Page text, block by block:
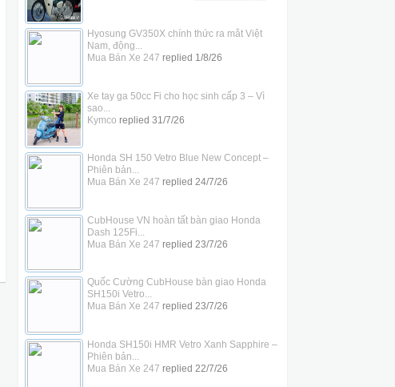
Hyosung GV350X chính thức ra mắt Việt
Nam, động...
Mua Bán Xe 247 replied 1/8/26
Xe tay ga 50cc Fi cho học sinh cấp 3 – Vì
sao...
Kymco replied 31/7/26
Honda SH 150 Vetro Blue New Concept –
Phiên bản...
Mua Bán Xe 247 replied 24/7/26
CubHouse VN hoàn tất bàn giao Honda
Dash 125Fi...
Mua Bán Xe 247 replied 23/7/26
Quốc Cường CubHouse bàn giao Honda
SH150i Vetro...
Mua Bán Xe 247 replied 23/7/26
Honda SH150i HMR Vetro Xanh Sapphire –
Phiên bản...
Mua Bán Xe 247 replied 22/7/26